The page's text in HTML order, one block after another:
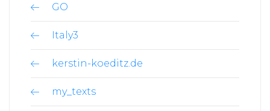
GO
Italy3
kerstin-koeditz.de
my_texts